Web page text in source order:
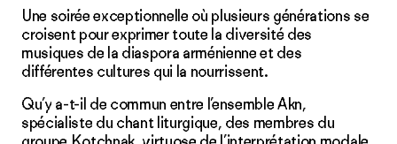
Une soirée exceptionnelle où plusieurs générations se
croisent pour exprimer toute la diversité des
musiques de la diaspora arménienne et des
différentes cultures qui la nourrissent.
Qu’y a-t-il de commun entre l’ensemble Akn,
spécialiste du chant liturgique, des membres du